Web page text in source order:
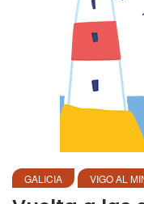
GALICIA VIGO AL